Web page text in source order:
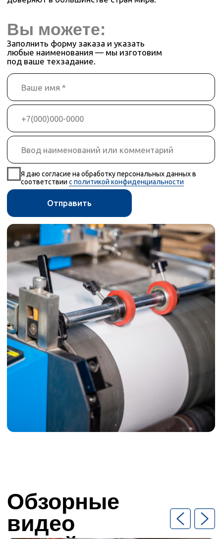
соответствиис политикой конфиденциальности
Обзорные
видео
нашей
продукции
Этикетки в закрытом лотке с крышкой Наша продукция в
125310, г. Москва, Пятницкое
шоссе 40
покупателям +
каталог +
навигация
График работы: 9:00 - 21:00
Офис